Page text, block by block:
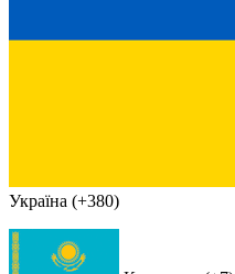
Україна (+380)